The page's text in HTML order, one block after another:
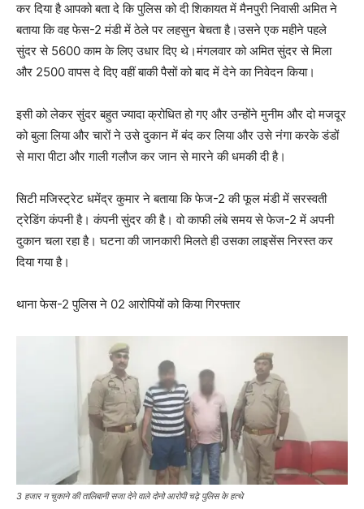
कर दिया है आपको बता दे कि पुलिस को दी शिकायत में मैनपुरी निवासी अमित ने
बताया कि वह फेस-2 मंडी में ठेले पर लहसुन बेचता है।उसने एक महीने पहले
सुंदर से 5600 काम के लिए उधार दिए थे।मंगलवार को अमित सुंदर से मिला
और 2500 वापस दे दिए वहीं बाकी पैसों को बाद में देने का निवेदन किया।
इसी को लेकर सुंदर बहुत ज्यादा क्रोधित हो गए और उन्होंने मुनीम और दो मजदूर
को बुला लिया और चारों ने उसे दुकान में बंद कर लिया और उसे नंगा करके डंडों
से मारा पीटा और गाली गलौज कर जान से मारने की धमकी दी है।
सिटी मजिस्ट्रेट धमेंद्र कुमार ने बताया कि फेज-2 की फूल मंडी में सरस्वती
ट्रेडिंग कंपनी है। कंपनी सुंदर की है। वो काफी लंबे समय से फेज-2 में अपनी
दुकान चला रहा है। घटना की जानकारी मिलते ही उसका लाइसेंस निरस्त कर
दिया गया है।
थाना फेस-2 पुलिस ने 02 आरोपियों को किया गिरफ्तार
3 हजार न चुकाने की तालिबानी सजा देने वाले दोनो आरोपी चढ़े पुलिस के हत्थे